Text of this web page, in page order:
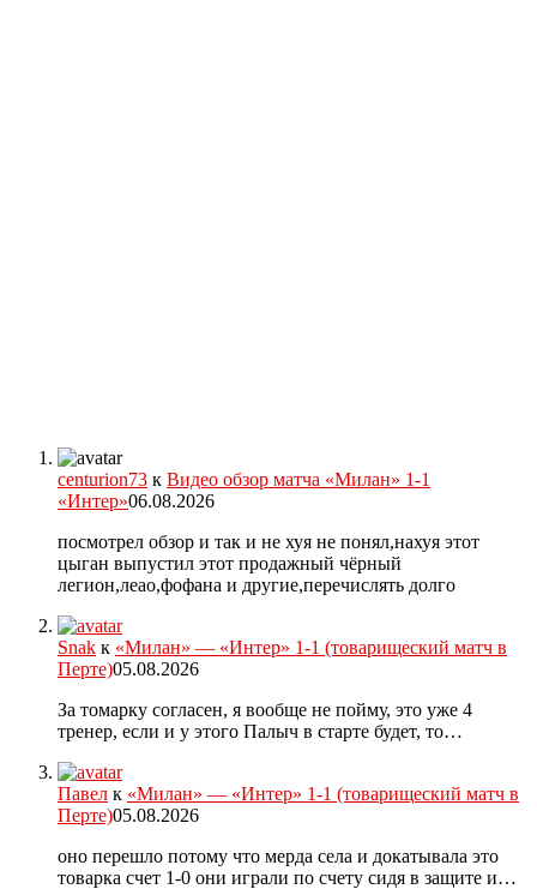
centurion73 к Видео обзор матча «Милан» 1-1
«Интер»06.08.2026
посмотрел обзор и так и не хуя не понял,нахуя этот
цыган выпустил этот продажный чёрный
легион,леао,фофана и другие,перечислять долго
Snak к «Милан» — «Интер» 1-1 (товарищеский матч в
Перте)05.08.2026
За томарку согласен, я вообще не пойму, это уже 4
тренер, если и у этого Палыч в старте будет, то…
Павел к «Милан» — «Интер» 1-1 (товарищеский матч в
Перте)05.08.2026
оно перешло потому что мерда села и докатывала это
товарка счет 1-0 они играли по счету сидя в защите и…